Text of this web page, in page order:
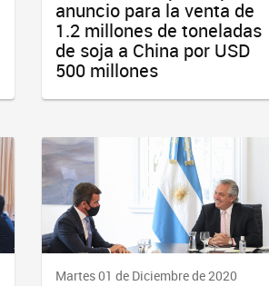
anuncio para la venta de
1.2 millones de toneladas
de soja a China por USD
500 millones
Martes 01 de Diciembre de 2020